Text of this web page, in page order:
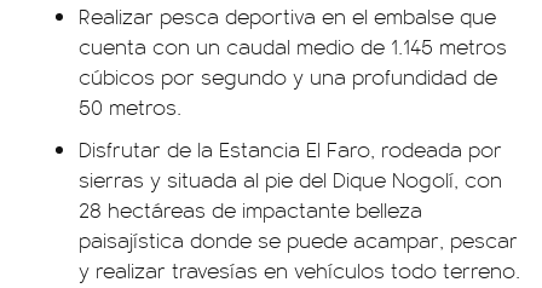
Realizar pesca deportiva en el embalse que
cuenta con un caudal medio de 1.145 metros
cúbicos por segundo y una profundidad de
50 metros.
Disfrutar de la Estancia El Faro, rodeada por
sierras y situada al pie del Dique Nogolí, con
28 hectáreas de impactante belleza
paisajística donde se puede acampar, pescar
y realizar travesías en vehículos todo terreno.